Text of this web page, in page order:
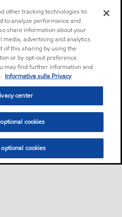
other tracking technologies to
to analyze performance and
share information about your
media, advertising and analytics
of this sharing by using the
or by opt-out preference
may find further information and
Informativa sulla Privacy
center
cookies
cookies